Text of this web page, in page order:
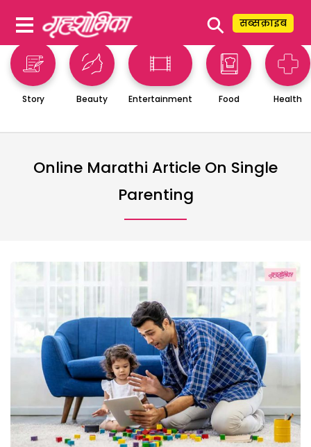
⚲ सब्सक्राइब
Story Beauty Entertainment Food Health
Online Marathi Article On Single
Parenting